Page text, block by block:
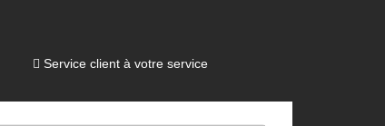
Service client à votre service